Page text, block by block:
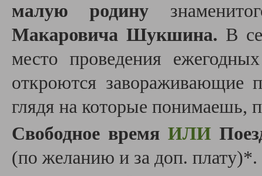
малую родину
Макаровича Шукшина. В
место проведения
откроются завораживающие
глядя на которые
Свободное времяИЛИ
(по желанию и за доп. плату)*.